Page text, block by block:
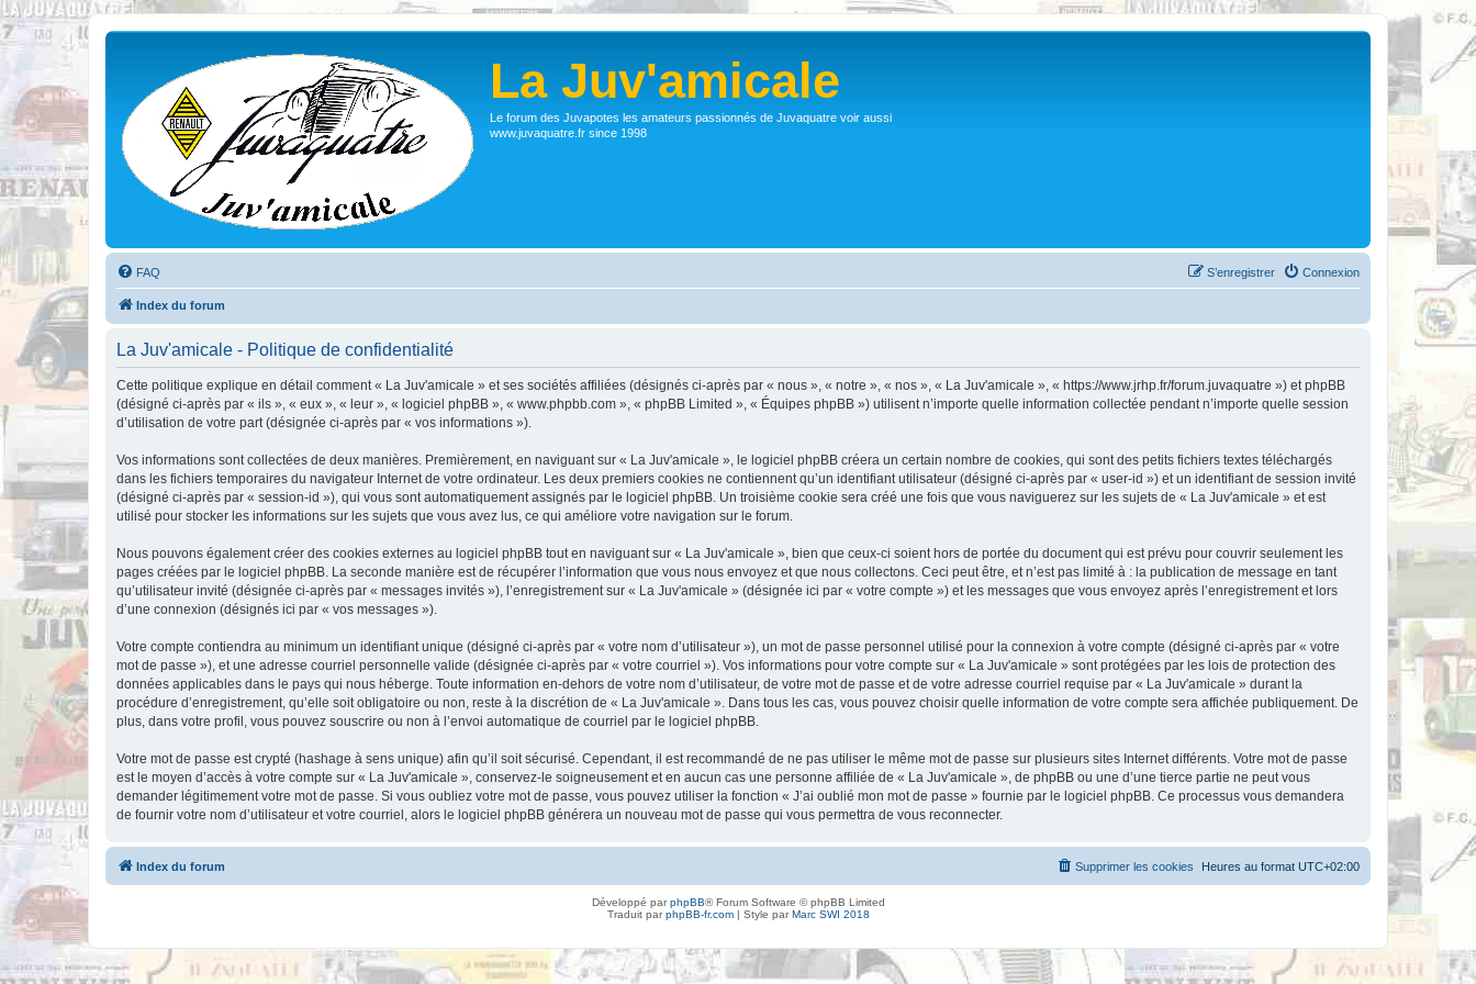
La Juv'amicale
Le forum des Juvapotes les amateurs passionnés de Juvaquatre voir aussi
www.juvaquatre.fr since 1998
FAQ Connexion
S’enregistrer
Index du forum
La Juv'amicale - Politique de confidentialité
Cette politique explique en détail comment « La Juv'amicale » et ses sociétés affiliées (désignés ci-après par « nous », « notre », « nos », « La Juv'amicale », « https://www.jrhp.fr/forum.juvaquatre ») et phpBB
(désigné ci-après par « ils », « eux », « leur », « logiciel phpBB », « www.phpbb.com », « phpBB Limited », « Équipes phpBB ») utilisent n’importe quelle information collectée pendant n’importe quelle session
d’utilisation de votre part (désignée ci-après par « vos informations »).
Vos informations sont collectées de deux manières. Premièrement, en naviguant sur « La Juv'amicale », le logiciel phpBB créera un certain nombre de cookies, qui sont des petits fichiers textes téléchargés
dans les fichiers temporaires du navigateur Internet de votre ordinateur. Les deux premiers cookies ne contiennent qu’un identifiant utilisateur (désigné ci-après par « user-id ») et un identifiant de session invité
(désigné ci-après par « session-id »), qui vous sont automatiquement assignés par le logiciel phpBB. Un troisième cookie sera créé une fois que vous naviguerez sur les sujets de « La Juv'amicale » et est
utilisé pour stocker les informations sur les sujets que vous avez lus, ce qui améliore votre navigation sur le forum.
Nous pouvons également créer des cookies externes au logiciel phpBB tout en naviguant sur « La Juv'amicale », bien que ceux-ci soient hors de portée du document qui est prévu pour couvrir seulement les
pages créées par le logiciel phpBB. La seconde manière est de récupérer l’information que vous nous envoyez et que nous collectons. Ceci peut être, et n’est pas limité à : la publication de message en tant
qu’utilisateur invité (désignée ci-après par « messages invités »), l’enregistrement sur « La Juv'amicale » (désignée ici par « votre compte ») et les messages que vous envoyez après l’enregistrement et lors
d’une connexion (désignés ici par « vos messages »).
Votre compte contiendra au minimum un identifiant unique (désigné ci-après par « votre nom d’utilisateur »), un mot de passe personnel utilisé pour la connexion à votre compte (désigné ci-après par « votre
mot de passe »), et une adresse courriel personnelle valide (désignée ci-après par « votre courriel »). Vos informations pour votre compte sur « La Juv'amicale » sont protégées par les lois de protection des
données applicables dans le pays qui nous héberge. Toute information en-dehors de votre nom d’utilisateur, de votre mot de passe et de votre adresse courriel requise par « La Juv'amicale » durant la
procédure d’enregistrement, qu’elle soit obligatoire ou non, reste à la discrétion de « La Juv'amicale ». Dans tous les cas, vous pouvez choisir quelle information de votre compte sera affichée publiquement. De
plus, dans votre profil, vous pouvez souscrire ou non à l’envoi automatique de courriel par le logiciel phpBB.
Votre mot de passe est crypté (hashage à sens unique) afin qu’il soit sécurisé. Cependant, il est recommandé de ne pas utiliser le même mot de passe sur plusieurs sites Internet différents. Votre mot de passe
est le moyen d’accès à votre compte sur « La Juv'amicale », conservez-le soigneusement et en aucun cas une personne affiliée de « La Juv'amicale », de phpBB ou une d’une tierce partie ne peut vous
demander légitimement votre mot de passe. Si vous oubliez votre mot de passe, vous pouvez utiliser la fonction « J’ai oublié mon mot de passe » fournie par le logiciel phpBB. Ce processus vous demandera
de fournir votre nom d’utilisateur et votre courriel, alors le logiciel phpBB générera un nouveau mot de passe qui vous permettra de vous reconnecter.
Index du forum Heures au format UTC+02:00
Supprimer les cookies
Développé parphpBB® Forum Software © phpBB Limited
Traduit parphpBB-fr.com| Style parMarc SWI 2018